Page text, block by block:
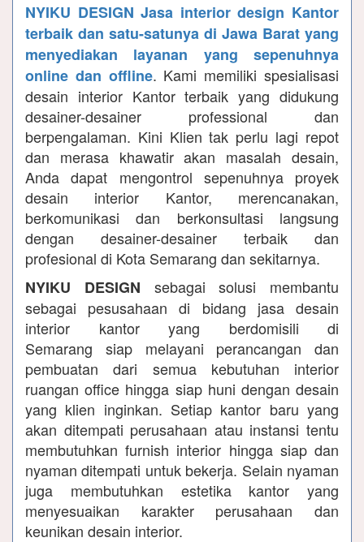
NYIKU DESIGN Jasa interior design Kantor
terbaik dan satu-satunya di Jawa Barat yang
menyediakan layanan yang sepenuhnya
online dan offline. Kami memiliki spesialisasi
desain interior Kantor terbaik yang didukung
desainer-desainer professional dan
berpengalaman. Kini Klien tak perlu lagi repot
dan merasa khawatir akan masalah desain,
Anda dapat mengontrol sepenuhnya proyek
desain interior Kantor, merencanakan,
berkomunikasi dan berkonsultasi langsung
dengan desainer-desainer terbaik dan
profesional di Kota Semarang dan sekitarnya.
NYIKU DESIGN sebagai solusi membantu
sebagai pesusahaan di bidang jasa desain
interior kantor yang berdomisili di
Semarang siap melayani perancangan dan
pembuatan dari semua kebutuhan interior
ruangan office hingga siap huni dengan desain
yang klien inginkan. Setiap kantor baru yang
akan ditempati perusahaan atau instansi tentu
membutuhkan furnish interior hingga siap dan
nyaman ditempati untuk bekerja. Selain nyaman
juga membutuhkan estetika kantor yang
menyesuaikan karakter perusahaan dan
keunikan desain interior.